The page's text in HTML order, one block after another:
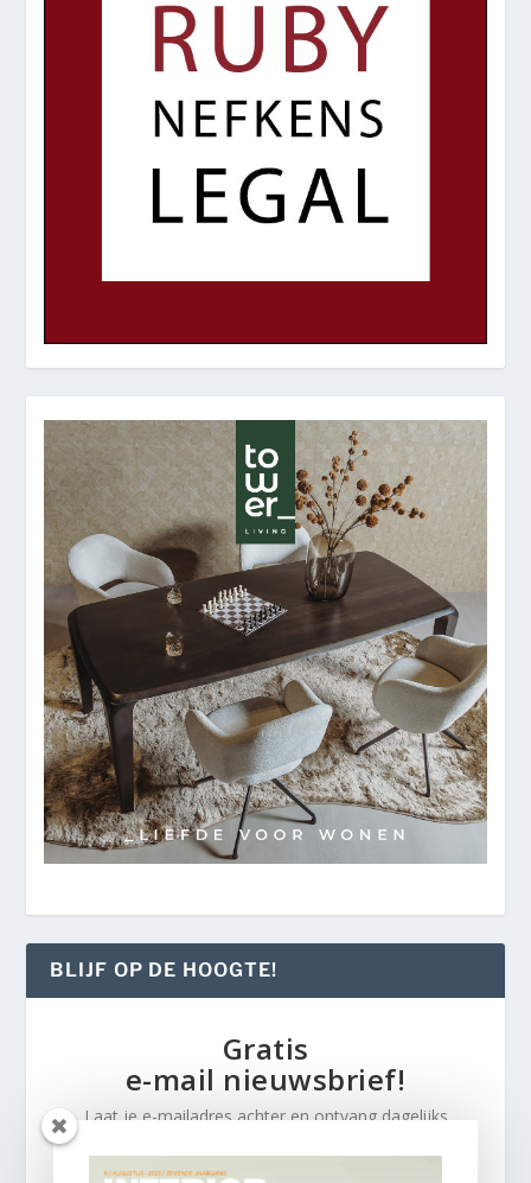
BLIJF OP DE HOOGTE!
Gratis
e-mail nieuwsbrief!
Laat je e-mailadres achter en ontvang dagelijks